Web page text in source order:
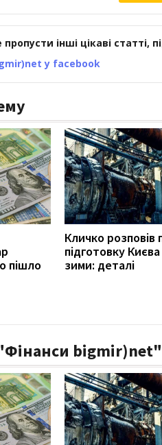
пропусти інші цікаві статті,
у facebook
пішло
Кличко розповів
підготовку
зими: деталі
bigmir)net"